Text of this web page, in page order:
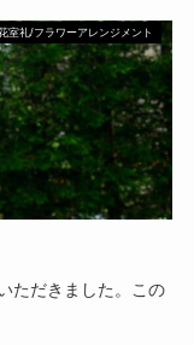
室礼/フラワーアレンジメント
ただきました。この